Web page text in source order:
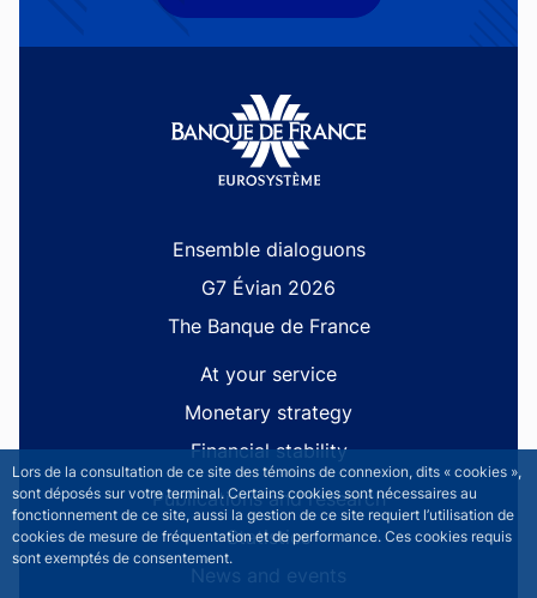
Lors de la consultation de ce site des témoins de connexion, dits « cookies »,
sont déposés sur votre terminal. Certains cookies sont nécessaires au
fonctionnement de ce site, aussi la gestion de ce site requiert l’utilisation de
cookies de mesure de fréquentation et de performance. Ces cookies requis
sont exemptés de consentement.
Site navigationEnsemble dialoguons
G7 Évian 2026
The Banque de France
At your service
Monetary strategy
Financial stability
Publications and research
Statistics
News and events